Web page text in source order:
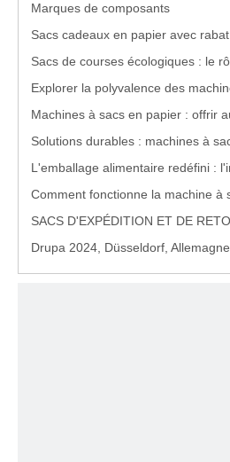
Marques de composants
Sacs cadeaux en papier avec
Sacs de courses écologiques : le rôle
Explorer la polyvalence des machines à
Machines à sacs en papier : offrir aux entreprises des
Solutions durables : machines à sacs en papier dans
L'emballage alimentaire redéfini : l'impact
Comment fonctionne la machine à
SACS D'EXPÉDITION ET DE RETOUR - La solution
Drupa 2024, Düsseldorf,